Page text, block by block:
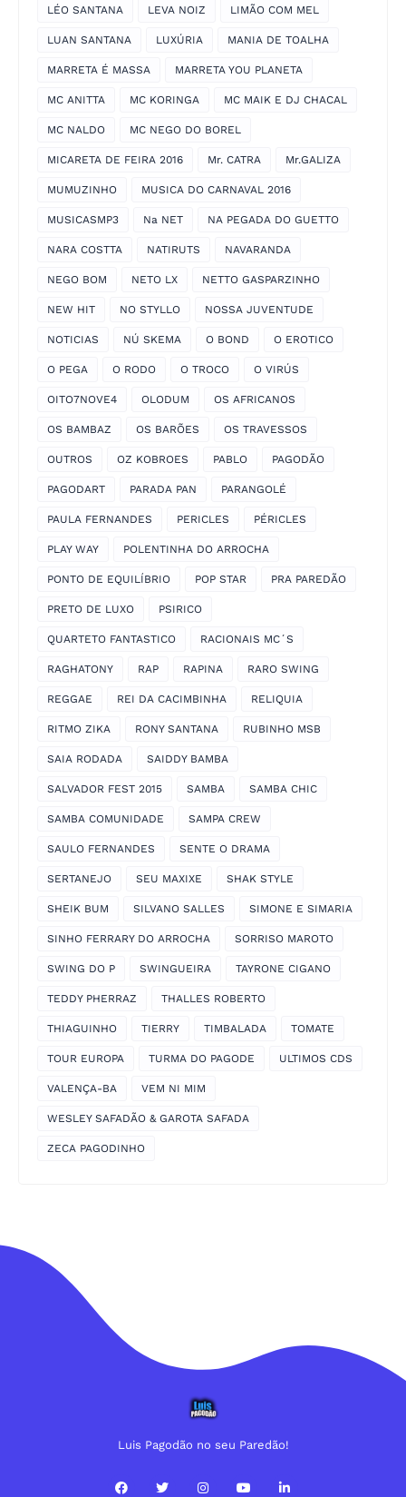
LÉO SANTANA LEVA NOIZ LIMÃO COM MEL
LUAN SANTANA LUXÚRIA MANIA DE TOALHA
MARRETA É MASSA MARRETA YOU PLANETA
MC ANITTA MC KORINGA MC MAIK E DJ CHACAL
MC NALDO MC NEGO DO BOREL
MICARETA DE FEIRA 2016 Mr. CATRA Mr.GALIZA
MUMUZINHO MUSICA DO CARNAVAL 2016
MUSICASMP3 Na NET NA PEGADA DO GUETTO
NARA COSTTA NATIRUTS NAVARANDA
NEGO BOM NETO LX NETTO GASPARZINHO
NEW HIT NO STYLLO NOSSA JUVENTUDE
NOTICIAS NÚ SKEMA O BOND O EROTICO
O PEGA O RODO O TROCO O VIRÚS
OITO7NOVE4 OLODUM OS AFRICANOS
OS BAMBAZ OS BARÕES OS TRAVESSOS
OUTROS OZ KOBROES PABLO PAGODÃO
PAGODART PARADA PAN PARANGOLÉ
PAULA FERNANDES PERICLES PÉRICLES
PLAY WAY POLENTINHA DO ARROCHA
PONTO DE EQUILÍBRIO POP STAR PRA PAREDÃO
PRETO DE LUXO PSIRICO
QUARTETO FANTASTICO RACIONAIS MC´S
RAGHATONY RAP RAPINA RARO SWING
REGGAE REI DA CACIMBINHA RELIQUIA
RITMO ZIKA RONY SANTANA RUBINHO MSB
SAIA RODADA SAIDDY BAMBA
SALVADOR FEST 2015 SAMBA SAMBA CHIC
SAMBA COMUNIDADE SAMPA CREW
SAULO FERNANDES SENTE O DRAMA
SERTANEJO SEU MAXIXE SHAK STYLE
SHEIK BUM SILVANO SALLES SIMONE E SIMARIA
SINHO FERRARY DO ARROCHA SORRISO MAROTO
SWING DO P SWINGUEIRA TAYRONE CIGANO
TEDDY PHERRAZ THALLES ROBERTO
THIAGUINHO TIERRY TIMBALADA TOMATE
TOUR EUROPA TURMA DO PAGODE ULTIMOS CDS
VALENÇA-BA VEM NI MIM
WESLEY SAFADÃO & GAROTA SAFADA
ZECA PAGODINHO
Luis Pagodão no seu Paredão!